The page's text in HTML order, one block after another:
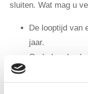
sluiten. Wat mag u
De looptijd van
jaar.
Onderhoud
Regulier Plus
arbeidsloon bij